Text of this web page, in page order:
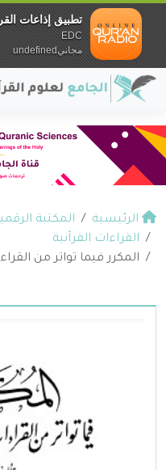
الرئيسية المكتبة
القراءات القرآنية
المكرر فيما تواتر من
تطبيق إذاعات
EDC
مجانيundefined